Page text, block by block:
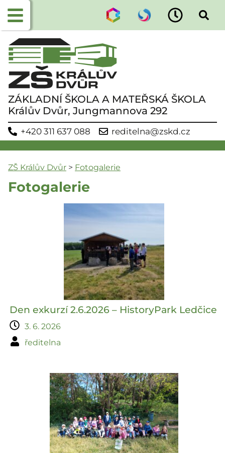
ZÁKLADNÍ ŠKOLA A MATEŘSKÁ ŠKOLA
Králův Dvůr, Jungmannova 292
+420 311 637 088 reditelna@zskd.cz
ZŠ Králův Dvůr > Fotogalerie
Fotogalerie
Den exkurzí 2.6.2026 – HistoryPark Ledčice
3. 6. 2026
ředitelna